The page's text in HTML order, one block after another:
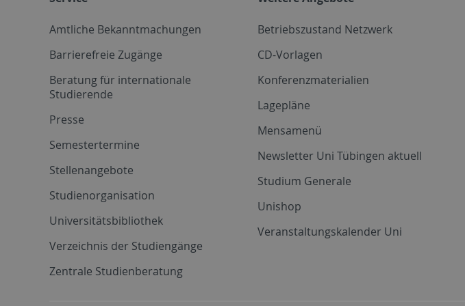
Amtliche Bekanntmachungen
Barrierefreie Zugänge
Beratung für internationale
Studierende
Presse
Semestertermine
Stellenangebote
Studienorganisation
Universitätsbibliothek
Verzeichnis der Studiengänge
Zentrale Studienberatung
Betriebszustand Netzwerk
CD-Vorlagen
Konferenzmaterialien
Lagepläne
Mensamenü
Newsletter Uni Tübingen aktuell
Studium Generale
Unishop
Veranstaltungskalender Uni